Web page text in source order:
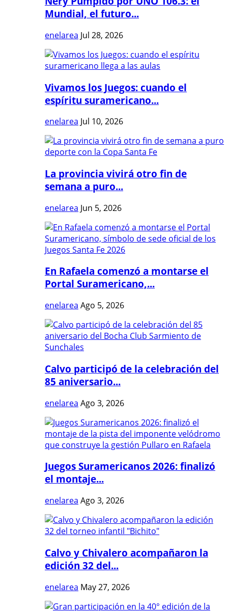
Mundial, el futuro...
enelarea Jul 28, 2026
Vivamos los Juegos: cuando el
espíritu suramericano...
enelarea Jul 10, 2026
La provincia vivirá otro fin de
semana a puro...
enelarea Jun 5, 2026
En Rafaela comenzó a montarse el
Portal Suramericano,...
enelarea Ago 5, 2026
Calvo participó de la celebración del
85 aniversario...
enelarea Ago 3, 2026
Juegos Suramericanos 2026: finalizó
el montaje...
enelarea Ago 3, 2026
Calvo y Chivalero acompañaron la
edición 32 del...
enelarea May 27, 2026